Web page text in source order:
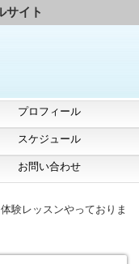
サイト
プロフィール
スケジュール
お問い合わせ
験レッスンやっておりま